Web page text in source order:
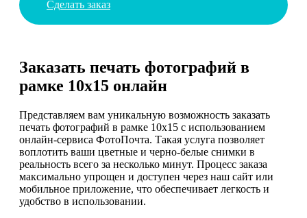
Сделать заказ
Заказать печать фотографий в
рамке 10х15 онлайн
Представляем вам уникальную возможность заказать
печать фотографий в рамке 10х15 с использованием
онлайн-сервиса ФотоПочта. Такая услуга позволяет
воплотить ваши цветные и черно-белые снимки в
реальность всего за несколько минут. Процесс заказа
максимально упрощен и доступен через наш сайт или
мобильное приложение, что обеспечивает легкость и
удобство в использовании.